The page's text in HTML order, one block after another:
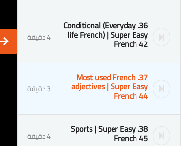
36. Conditional (Everyday
life French) | Super Easy
French 42 4 دقيقة
37. Most used French
adjectives | Super Easy
French 44 3 دقيقة
38. Sports | Super Easy
French 45 4 دقيقة